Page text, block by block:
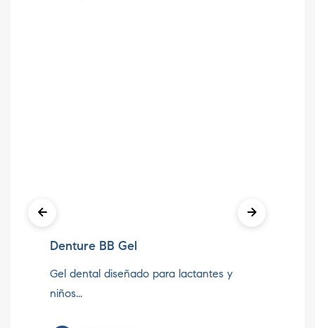
Denture BB Gel
Gel dental diseñado para lactantes y
niños...